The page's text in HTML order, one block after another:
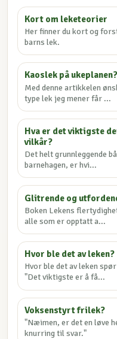
Kort om leketeorier
Her finner du kort og
barns lek.
Kaoslek på ukeplanen?
Med denne artikkelen
type lek jeg mener får ...
Hva er det viktigste
vilkår?
Det helt grunnleggende
barnehagen, er hvi...
Glitrende og
Boken Lekens
alle som er opptatt a...
Hvor ble det av leken?
Hvor ble det av leken
"Det viktigste er å få...
Voksenstyrt frilek?
"Næimen, er det en løve
knurring til svar."